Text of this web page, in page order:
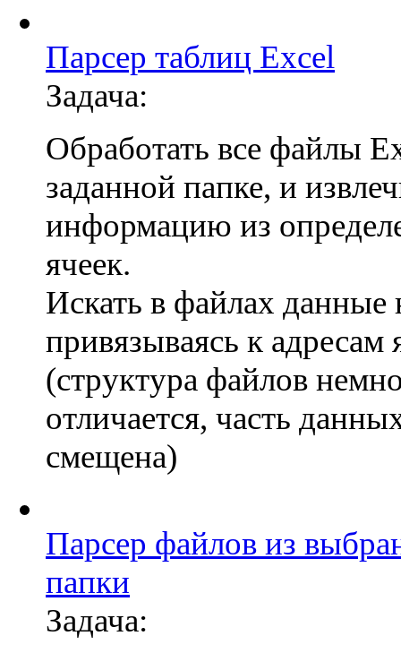
Парсер таблиц Excel
Задача:
Обработать все файлы
заданной папке, и
информацию из
ячеек.
Искать в файлах данные
привязываясь к адресам
(структура файлов
отличается, часть
смещена)
Парсер файлов из
папки
Задача: